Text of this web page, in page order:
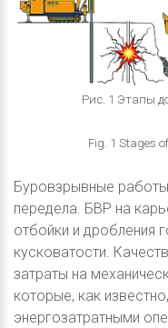
Рис. 1 Этапы
Fig. 1 Stages
Буровзрывные
передела. БВР на
отбойки и дробления
кусковатости.
затраты на
которые, как
энергозатратными